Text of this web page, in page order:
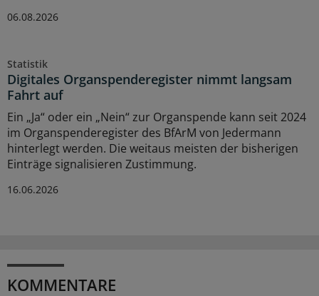
06.08.2026
Statistik
Digitales Organspenderegister nimmt langsam
Fahrt auf
Ein „Ja“ oder ein „Nein“ zur Organspende kann seit 2024
im Organspenderegister des BfArM von Jedermann
hinterlegt werden. Die weitaus meisten der bisherigen
Einträge signalisieren Zustimmung.
16.06.2026
KOMMENTARE